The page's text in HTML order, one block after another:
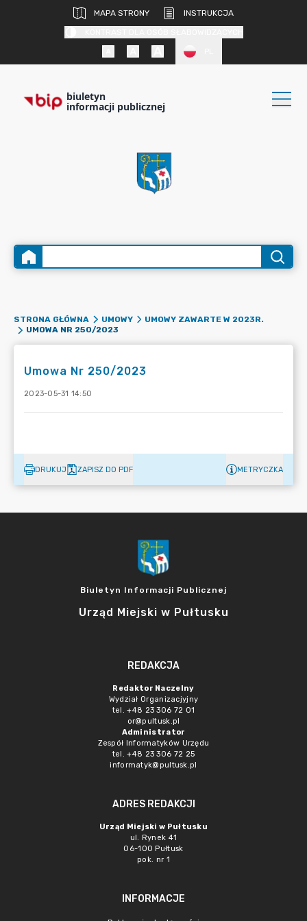
MAPA STRONY
INSTRUKCJA
biuletyn
informacji publicznej
STRONA GŁÓWNA UMOWY
UMOWY ZAWARTE W 2023R.
UMOWA NR 250/2023
Umowa Nr 250/2023
2023-05-31 14:50
DRUKUJ ZAPISZ DO PDF METRYCZKA
Biuletyn Informacji Publicznej
Urząd Miejski w Pułtusku
REDAKCJA
Redaktor Naczelny
Wydział Organizacjyjny
tel. +48 23 306 72 01
or@pultusk.pl
Administrator
Zespół Informatyków Urzędu
tel. +48 23 306 72 25
informatyk@pultusk.pl
ADRES REDAKCJI
Urząd Miejski w Pułtusku
ul. Rynek 41
06-100 Pułtusk
pok. nr 1
INFORMACJE